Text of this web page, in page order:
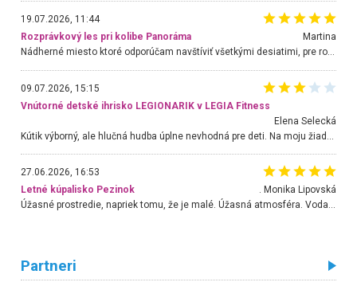
19.07.2026, 11:44
Rozprávkový les pri kolibe Panoráma
Martina
Nádherné miesto ktoré odporúčam navštíviť všetkými desiatimi, pre rodiny s deťmi, dôchodcom... Proste a jednoducho ozaj rozprávkový les.. určite ešte prídeme. Odniesli sme si na pamiatku krásne tričká,
09.07.2026, 15:15
Vnútorné detské ihrisko LEGIONARIK v LEGIA Fitness
Elena Selecká
27.06.2026, 16:53
Letné kúpalisko Pezinok
. Monika Lipovská
Úžasné prostredie, napriek tomu, že je malé. Úžasná atmosféra. Voda fantastická a nádherná. Ľudí je pomerne veľa, ale su mili a ohľaduplní. Je veľmi zaujímavé sledovať, ako dokážu spolu športovať cudzí ľudia a bez ohľadu na vek. Vládne tu pohoda. Vnuka neviem dostať z vody. Ďakujem za krásny deň . Urcite sa sem vrátim. Jediný problém je s parkovaním, ale aj ten sa mi podarilo vyriešiť. Monika Bratislava
Partneri